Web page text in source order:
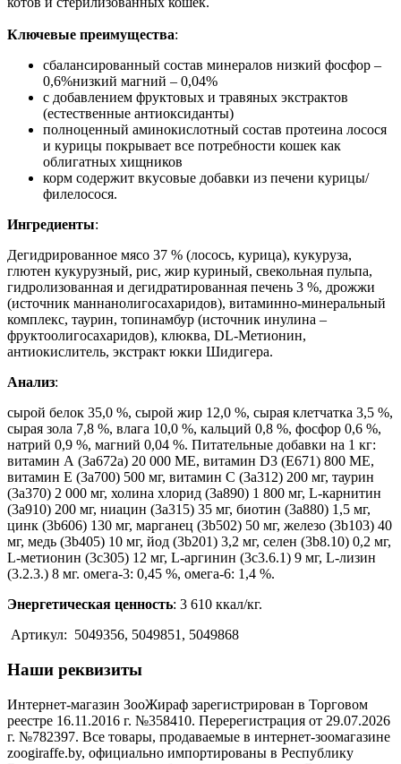
Ключевые преимущества:
сбалансированный состав минералов низкий фосфор –
0,6%низкий магний – 0,04%
с добавлением фруктовых и травяных экстрактов
(естественные антиоксиданты)
полноценный аминокислотный состав протеина лосося
и курицы покрывает все потребности кошек как
облигатных хищников
корм содержит вкусовые добавки из печени курицы/
филелосося.
Ингредиенты:
Дегидрированное мясо 37 % (лосось, курица), кукуруза,
глютен кукурузный, рис, жир куриный, свекольная пульпа,
гидролизованная и дегидратированная печень 3 %, дрожжи
(источник маннанолигосахаридов), витаминно-минеральный
комплекс, таурин, топинамбур (источник инулина –
фруктоолигосахаридов), клюква, DL-Метионин,
антиокислитель, экстракт юкки Шидигера.
Анализ:
cырой белок 35,0 %, сырой жир 12,0 %, сырая клетчатка 3,5 %,
сырая зола 7,8 %, влага 10,0 %, кальций 0,8 %, фосфор 0,6 %,
натрий 0,9 %, магний 0,04 %. Питательные добавки на 1 кг:
витамин А (3a672a) 20 000 МЕ, витамин D3 (E671) 800 МЕ,
витамин E (3a700) 500 мг, витамин C (3a312) 200 мг, таурин
(3a370) 2 000 мг, холина хлорид (3a890) 1 800 мг, L-карнитин
(3a910) 200 мг, ниацин (3a315) 35 мг, биотин (3a880) 1,5 мг,
цинк (3b606) 130 мг, марганец (3b502) 50 мг, железо (3b103) 40
мг, медь (3b405) 10 мг, йод (3b201) 3,2 мг, селен (3b8.10) 0,2 мг,
L-метионин (3c305) 12 мг, L-аргинин (3c3.6.1) 9 мг, L-лизин
(3.2.3.) 8 мг. омега-3: 0,45 %, омега-6: 1,4 %.
Энергетическая ценность: 3 610 ккал/кг.
Артикул: 5049356, 5049851, 5049868
Наши реквизиты
Интернет-магазин ЗооЖираф зарегистрирован в Торговом
реестре 16.11.2016 г. №358410. Перерегистрация от 29.07.2026
г. №782397. Все товары, продаваемые в интернет-зоомагазине
zoogiraffe.by, официально импортированы в Республику